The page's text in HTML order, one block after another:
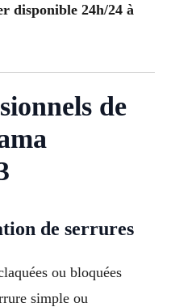
disponible 24h/24 à
de
de serrures
ou bloquées
simple ou